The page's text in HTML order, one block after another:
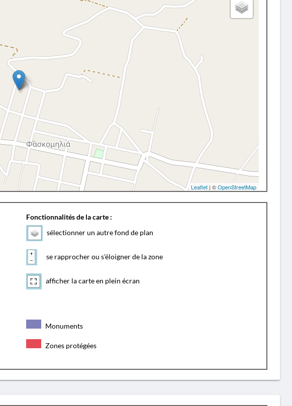
Leaflet | ©OpenStreetMap
Fonctionnalités de la carte :
sélectionner un autre fond de plan
se rapprocher ou s'éloigner de la zone
afficher la carte en plein écran
Monuments
Zones protégées